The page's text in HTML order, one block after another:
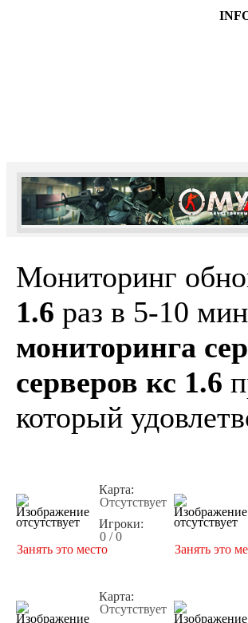
Мониторинг
1.6 раз в 5-10
мониторинга
серверов кс 1.6
который
Карта:
Отсутствует
Игроки:
0 / 0
Занять это место
Занять это
Карта:
Отсутствует